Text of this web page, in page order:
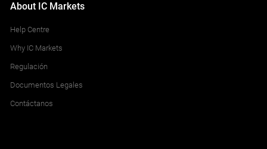
About IC Markets
Help Centre
Why IC Markets
Regulación
Documentos Legales
Contáctanos